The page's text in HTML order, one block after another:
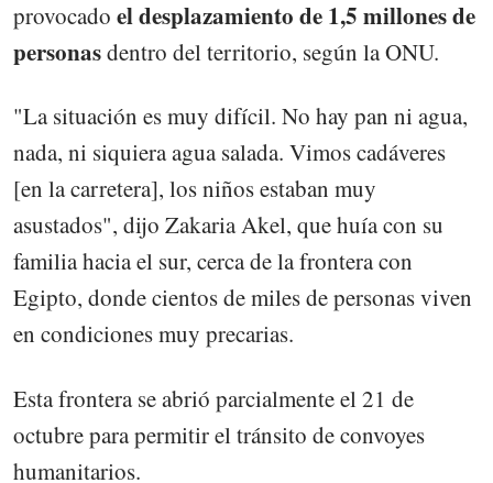
provocado el desplazamiento de 1,5 millones de
personasdentro del territorio, según la ONU.
"La situación es muy difícil. No hay pan ni agua,
nada, ni siquiera agua salada. Vimos cadáveres
[en la carretera], los niños estaban muy
asustados", dijo Zakaria Akel, que huía con su
familia hacia el sur, cerca de la frontera con
Egipto, donde cientos de miles de personas viven
en condiciones muy precarias.
Esta frontera se abrió parcialmente el 21 de
octubre para permitir el tránsito de convoyes
humanitarios.